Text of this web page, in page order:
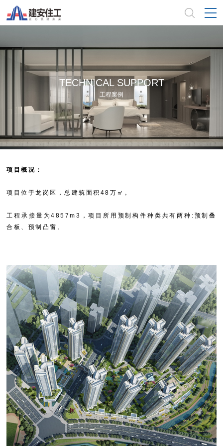
TECHNICAL SUPPORT
工程案例
项目概况：
项 目位 于龙 岗 区 ，总 建筑 面积 48 万 ㎡ 。
工程承 接 量 为4 85 7m 3 ，项 目 所 用 预制构件 种 类 共有两 种 : 预制叠
合 板 、 预制 凸 窗 。